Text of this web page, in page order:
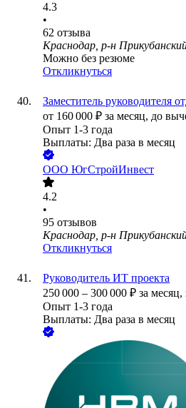
4.3
•
62 отзыва
Краснодар, р-н
Можно без резюме
Откликнуться
Заместитель руководителя
от 160 000 ₽ за месяц, до
Опыт 1-3 года
Выплаты: Два раза в месяц
ООО ЮгСтройИнвест
4.2
•
95 отзывов
Краснодар, р-н
Откликнуться
Руководитель ИТ проекта
250 000 – 300 000 ₽ за месяц,
Опыт 1-3 года
Выплаты: Два раза в месяц